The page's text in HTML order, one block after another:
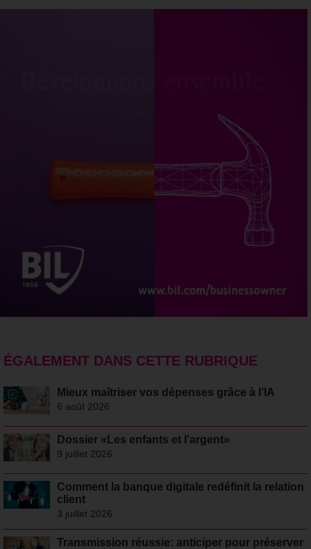
ÉGALEMENT DANS CETTE RUBRIQUE
Mieux maîtriser vos dépenses grâce à l’IA
6 août 2026
Dossier «Les enfants et l’argent»
9 juillet 2026
Comment la banque digitale redéfinit la relation
client
3 juillet 2026
Transmission réussie: anticiper pour préserver